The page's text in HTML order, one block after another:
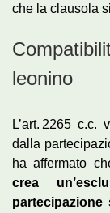
che la clausola
leonino
L’art. 2265
dalla
ha affermato
crea
partecipazione